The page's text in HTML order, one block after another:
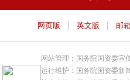
网页版 | 英文版 | 邮
网站管理：国务院国资委宣
运行维护：国务院国资委新